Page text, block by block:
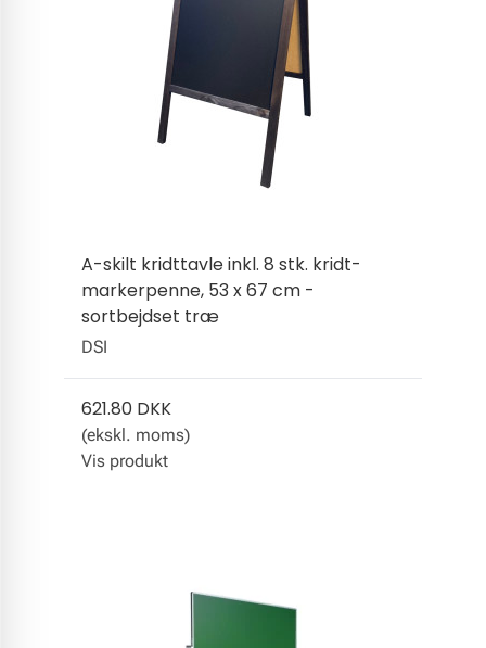
A-skilt kridttavle inkl. 8 stk. kridt-
markerpenne, 53 x 67 cm -
sortbejdset træ
DSI
621.80 DKK
(ekskl. moms)
Vis produkt